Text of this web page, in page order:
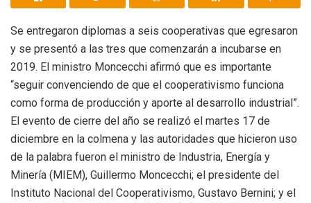
Se entregaron diplomas a seis cooperativas que egresaron
y se presentó a las tres que comenzarán a incubarse en
2019. El ministro Moncecchi afirmó que es importante
“seguir convenciendo de que el cooperativismo funciona
como forma de producción y aporte al desarrollo industrial”.
El evento de cierre del año se realizó el martes 17 de
diciembre en la colmena y las autoridades que hicieron uso
de la palabra fueron el ministro de Industria, Energía y
Minería (MIEM), Guillermo Moncecchi; el presidente del
Instituto Nacional del Cooperativismo, Gustavo Bernini; y el